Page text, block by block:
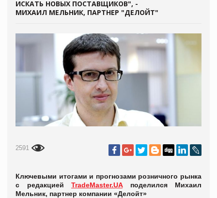
ИСКАТЬ НОВЫХ ПОСТАВЩИКОВ", -
МИХАИЛ МЕЛЬНИК, ПАРТНЕР "ДЕЛОЙТ"
2591
Ключевыми итогами и прогнозами розничного рынка
с редакцией TradeMaster.UAподелился Михаил
Мельник, партнер компании «Делойт»